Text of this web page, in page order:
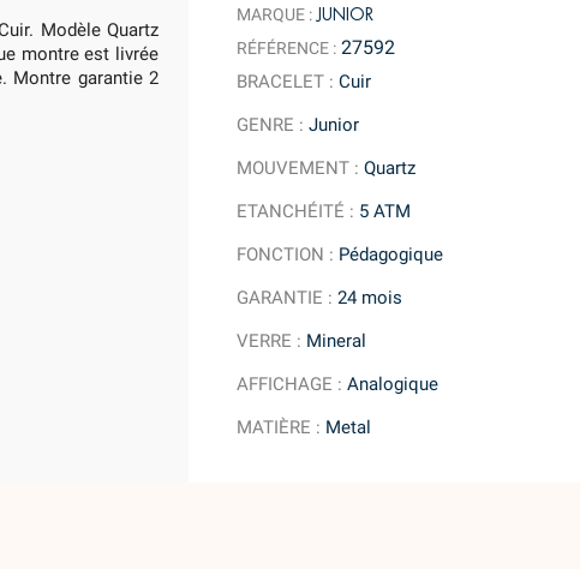
MARQUE : JUNIOR
RÉFÉRENCE : 27592
BRACELET: Cuir
GENRE : Junior
MOUVEMENT: Quartz
ETANCHÉITÉ : 5 ATM
FONCTION : Pédagogique
GARANTIE : 24 mois
VERRE : Mineral
AFFICHAGE : Analogique
MATIÈRE : Metal
Modèle Quartz
montre est livrée
Montre garantie 2